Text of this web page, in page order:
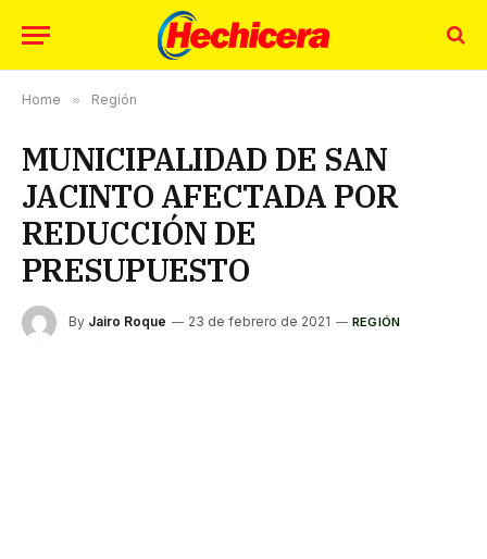
Home » Región
MUNICIPALIDAD DE SAN
JACINTO AFECTADA POR
REDUCCIÓN DE
PRESUPUESTO
By Jairo Roque 23 de febrero de 2021 REGIÓN